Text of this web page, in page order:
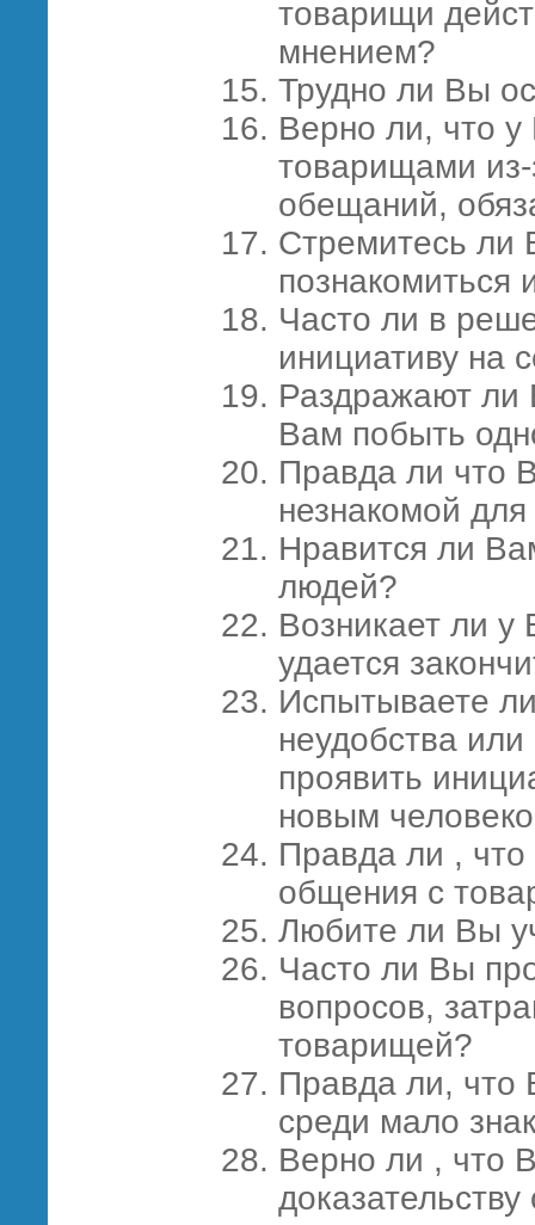
товарищи
мнением?
Трудно ли Вы
Верно ли, что у
товарищами
обещаний,
Стремитесь ли
познакомиться
Часто ли в
инициативу на
Раздражают ли
Вам побыть
Правда ли что
незнакомой
Нравится ли
людей?
Возникает ли
удается
Испытываете
неудобства
проявить
новым
Правда ли , что
общения с
Любите ли Вы
Часто ли Вы
вопросов,
товарищей?
Правда ли, что
среди мало
Верно ли , что